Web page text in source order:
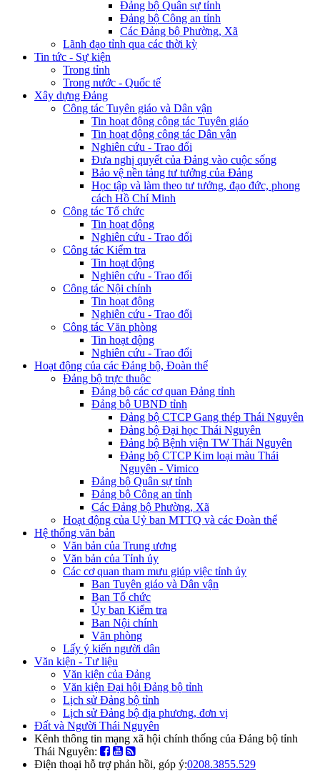
Đảng bộ Quân sự tỉnh
Đảng bộ Công an tỉnh
Các Đảng bộ Phường, Xã
Lãnh đạo tỉnh qua các thời kỳ
Tin tức - Sự kiện
Trong tỉnh
Trong nước - Quốc tế
Xây dựng Đảng
Công tác Tuyên giáo và Dân vận
Tin hoạt động công tác Tuyên giáo
Tin hoạt động công tác Dân vận
Nghiên cứu - Trao đổi
Đưa nghị quyết của Đảng vào cuộc sống
Bảo vệ nền tảng tư tưởng của Đảng
Học tập và làm theo tư tưởng, đạo đức, phong
cách Hồ Chí Minh
Công tác Tổ chức
Tin hoạt động
Nghiên cứu - Trao đổi
Công tác Kiểm tra
Tin hoạt động
Nghiên cứu - Trao đổi
Công tác Nội chính
Tin hoạt động
Nghiên cứu - Trao đổi
Công tác Văn phòng
Tin hoạt động
Nghiên cứu - Trao đổi
Hoạt động của các Đảng bộ, Đoàn thể
Đảng bộ trực thuộc
Đảng bộ các cơ quan Đảng tỉnh
Đảng bộ UBND tỉnh
Đảng bộ CTCP Gang thép Thái Nguyên
Đảng bộ Đại học Thái Nguyên
Đảng bộ Bệnh viện TW Thái Nguyên
Đảng bộ CTCP Kim loại màu Thái
Nguyên - Vimico
Đảng bộ Quân sự tỉnh
Đảng bộ Công an tỉnh
Các Đảng bộ Phường, Xã
Hoạt động của Uỷ ban MTTQ và các Đoàn thể
Hệ thống văn bản
Văn bản của Trung ương
Văn bản của Tỉnh ủy
Các cơ quan tham mưu giúp việc tỉnh ủy
Ban Tuyên giáo và Dân vận
Ban Tổ chức
Ủy ban Kiểm tra
Ban Nội chính
Văn phòng
Lấy ý kiến người dân
Văn kiện - Tư liệu
Văn kiện của Đảng
Văn kiện Đại hội Đảng bộ tỉnh
Lịch sử Đảng bộ tỉnh
Lịch sử Đảng bộ địa phương, đơn vị
Đất và Người Thái Nguyên
Kênh thông tin mạng xã hội chính thống của Đảng bộ tỉnh
Thái Nguyên:
Điện thoại hỗ trợ phản hồi, góp ý:0208.3855.529